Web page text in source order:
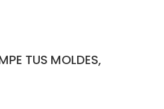
TUS MOLDES,